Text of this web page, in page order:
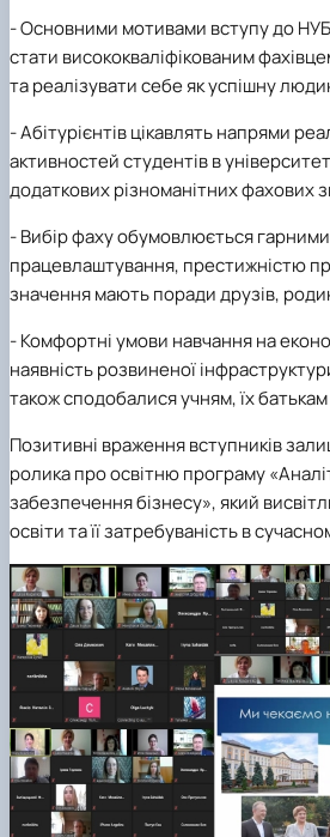
-Основними мотивами вступу до
стати висококваліфікованим
та реалізувати себе як успішну
-Абітурієнтів цікавлять напрями
активностей студентів в
додаткових різноманітних фахових
-Вибір фаху обумовлюється
працевлаштування, престижністю
значення мають поради друзів,
-Комфортні умови навчання на
наявність розвиненої
також сподобалися учням, їх
Позитивні враження вступників
ролика про освітню програму
забезпечення бізнесу», який
освіти та її затребуваність в